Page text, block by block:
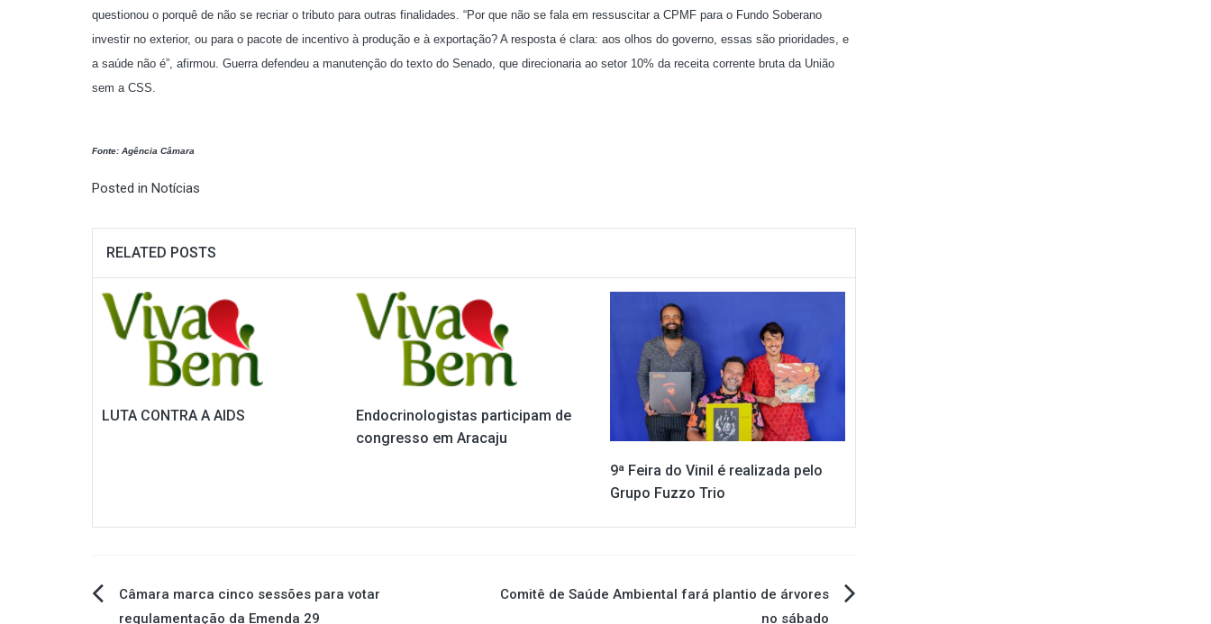
questionou o porquê de não se recriar o tributo para outras finalidades. “Por que não se fala em ressuscitar a CPMF para o Fundo Soberano
investir no exterior, ou para o pacote de incentivo à produção e à exportação? A resposta é clara: aos olhos do governo, essas são prioridades, e
a saúde não é”, afirmou. Guerra defendeu a manutenção do texto do Senado, que direcionaria ao setor 10% da receita corrente bruta da União
sem a CSS.
Fonte: Agência Câmara
Posted in Notícias
RELATED POSTS
LUTA CONTRA A AIDS
Endocrinologistas participam de
congresso em Aracaju
9ª Feira do Vinil é realizada pelo
Grupo Fuzzo Trio
Navegação
Câmara marca cinco sessões para votar
regulamentação da Emenda 29
Comitê de Saúde Ambiental fará plantio de árvores
no sábado